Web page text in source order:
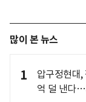
많이 본 뉴스
1
압구정현대
억 덜 낸다…